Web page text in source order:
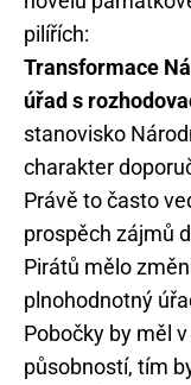
pilířích:
Transformace
úřad s
stanovisko
charakter
Právě to často
prospěch zájmů
Pirátů mělo
plnohodnotný
Pobočky by měl
působností, tím